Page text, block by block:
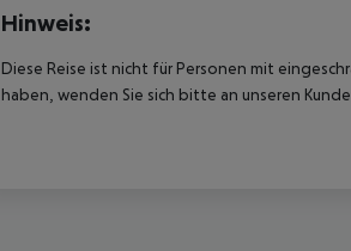
Hinweis:
Diese Reise ist nicht für Personen mit
haben, wenden Sie sich bitte an unseren